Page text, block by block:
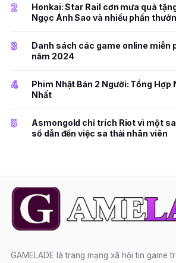
2
Honkai: Star Rail cơn mưa quà
Ngọc Ánh Sao và nhiều phần
3
Danh sách các game online miễn
năm 2024
4
Phim Nhật Bản 2 Người: Tổng Hợp
Nhất
5
Asmongold chỉ trích Riot vì một
số dẫn đến việc sa thải nhân viên
GAMELADE là trang mạng xã hội tin game